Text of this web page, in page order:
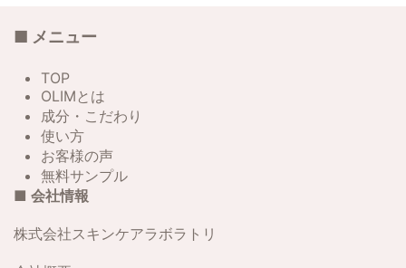
要素の変化です。 特に「天然硫
ターンオーバーの調整に密接に関
わり、年齢に応じた変化に対応し
ながら若々しさや健やかさを保つ
ためのカギとなります。 本記事
では、年代別に見られる天然硫黄
成分と肌の状態について解説し、
それぞれの年代が抱える肌トラブ
ルとその対策をご紹介します。
ア機能の維持と予防ケアが大切
■ メニュー
TOP
OLIMとは
成分・こだわり
使い方
お客様の声
無料サンプル
■ 会社情報
株式会社スキンケアラボラトリ